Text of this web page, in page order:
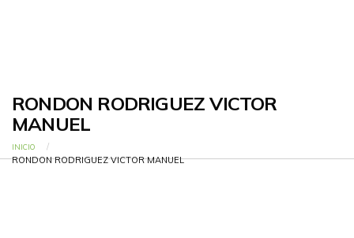
RONDON RODRIGUEZ VICTOR
MANUEL
Ruta de navegación
INICIO
CURRENT:
RONDON RODRIGUEZ VICTOR MANUEL